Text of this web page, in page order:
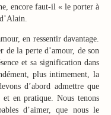
encore faut-il « le porter à
en ressentir davantage.
de la perte d’amour, de son
et sa signification dans
plus intimement, la
d’abord admettre que
et en pratique. Nous tenons
d’aimer, que nous le